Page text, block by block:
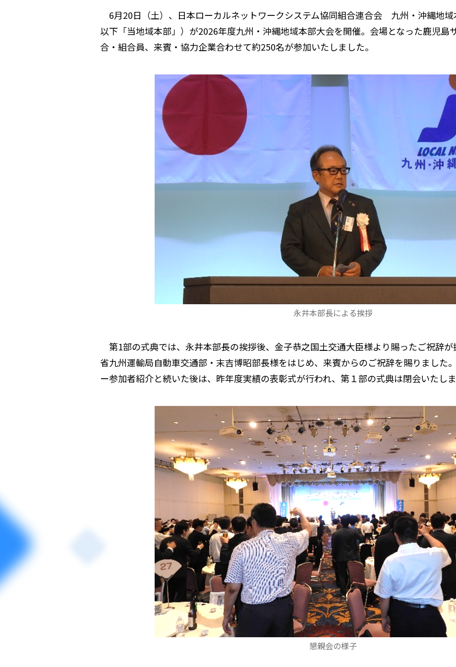
6月20日（土）、日本ローカルネットワークシステム協同組合連合会 九州・沖縄地域
以下「当地域本部」）が2026年度九州・沖縄地域本部大会を開催。会場となった鹿児島
合・組合員、来賓・協力企業合わせて約250名が参加いたしました。
永井本部長による挨拶
第1部の式典では、永井本部長の挨拶後、金子恭之国土交通大臣様より賜ったご祝辞
省九州運輸局自動車交通部・末吉博昭部長様をはじめ、来賓からのご祝辞を賜りました
ー参加者紹介と続いた後は、昨年度実績の表彰式が行われ、第１部の式典は閉会いたしま
懇親会の様子